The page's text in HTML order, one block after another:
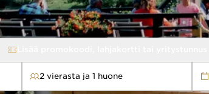
2 vierasta ja 1 huone